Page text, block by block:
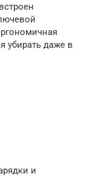
убирать даже в
и